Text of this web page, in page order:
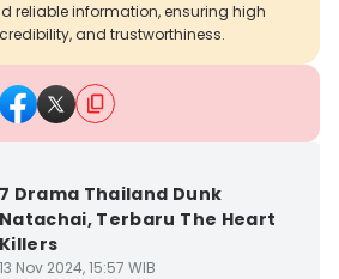
reliable information, ensuring high
and trustworthiness.
7 Drama Thailand Dunk
Natachai, Terbaru The Heart
Killers
13 Nov 2024, 15:57 WIB